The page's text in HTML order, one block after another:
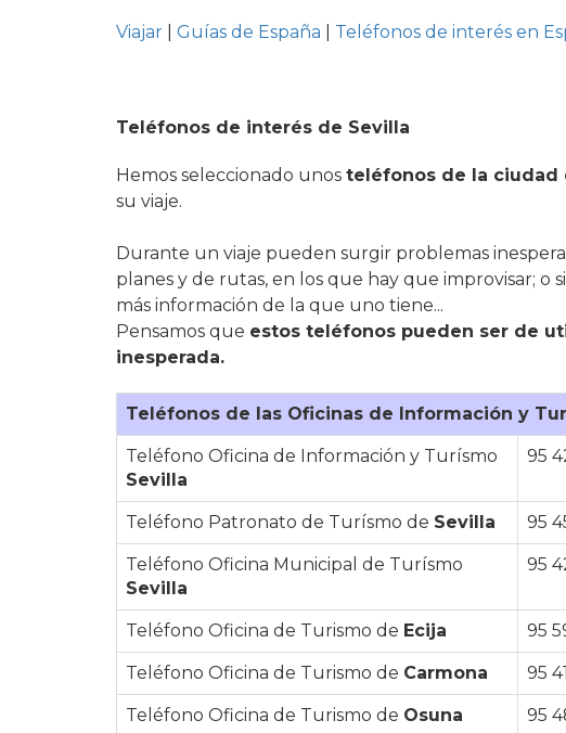
Viajar Guías de España Teléfonos de interés en
Teléfonos de interés de Sevilla
Hemos seleccionado unos teléfonos de la ciudad
su viaje.
Durante un viaje pueden surgir problemas
planes y de rutas, en los que hay que improvisar;
más información de la que uno tiene...
Pensamos que estos teléfonos pueden ser de
inesperada.
Teléfonos de las Oficinas de Información y
Teléfono Oficina de Información y Turísmo
Sevilla
95
Teléfono Patronato de Turísmo de Sevilla 95
Teléfono Oficina Municipal de Turísmo
Sevilla
95
Teléfono Oficina de Turismo de Ecija 95
Teléfono Oficina de Turismo de Carmona 95
Teléfono Oficina de Turismo de Osuna 95